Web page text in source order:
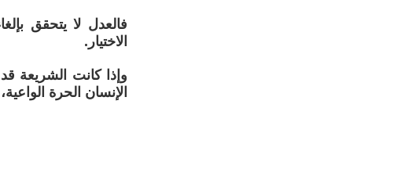
فالعدل لا يتحقق
الاختيار.
وإذا كانت الشريعة
الإنسان الحرة